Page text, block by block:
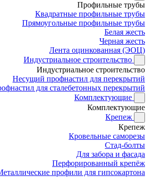
Профильные трубы
Квадратные профильные трубы
Прямоугольные профильные трубы
Белая жесть
Черная жесть
Лента оцинкованная (ЭОЦ)
Индустриальное строительство
Индустриальное строительство
Несущий профнастил для перекрытий
для сталебетонных перекрытий
Комплектующие
Комплектующие
Крепеж
Крепеж
Кровельные саморезы
Стад-болты
Для забора и фасада
Перфорированный крепёж
профили для гипсокартона